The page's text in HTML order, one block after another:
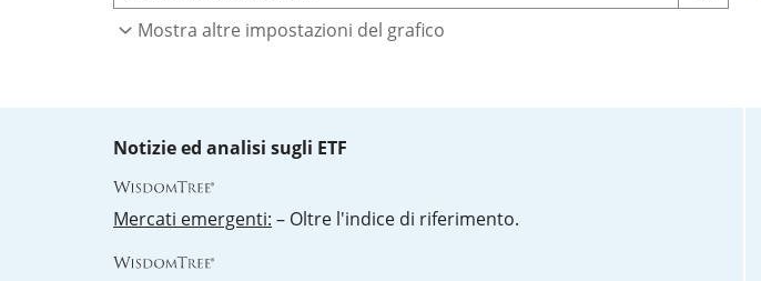
Mostra altre impostazioni del grafico
Notizie ed analisi sugli ETF
Mercati emergenti: – Oltre l'indice di riferimento.